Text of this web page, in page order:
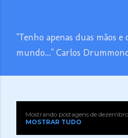
"Tenho apenas duas mãos
mundo..." Carlos
Mostrando postagens de
MOSTRAR TUDO